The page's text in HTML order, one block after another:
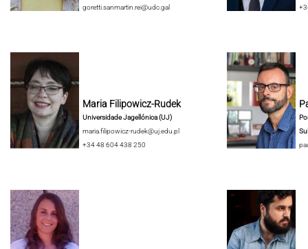
goretti.sanmartin.rei@udc.gal
Maria Filipowicz-Rudek
Universidade Jagellónica (UJ)
maria.filipowicz-rudek@uj.edu.pl
+34 48 604 438 250
Sul